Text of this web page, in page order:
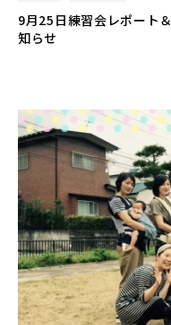
9月25日練習会レポート
知らせ